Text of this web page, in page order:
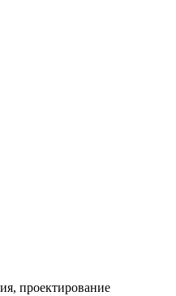
проектирование